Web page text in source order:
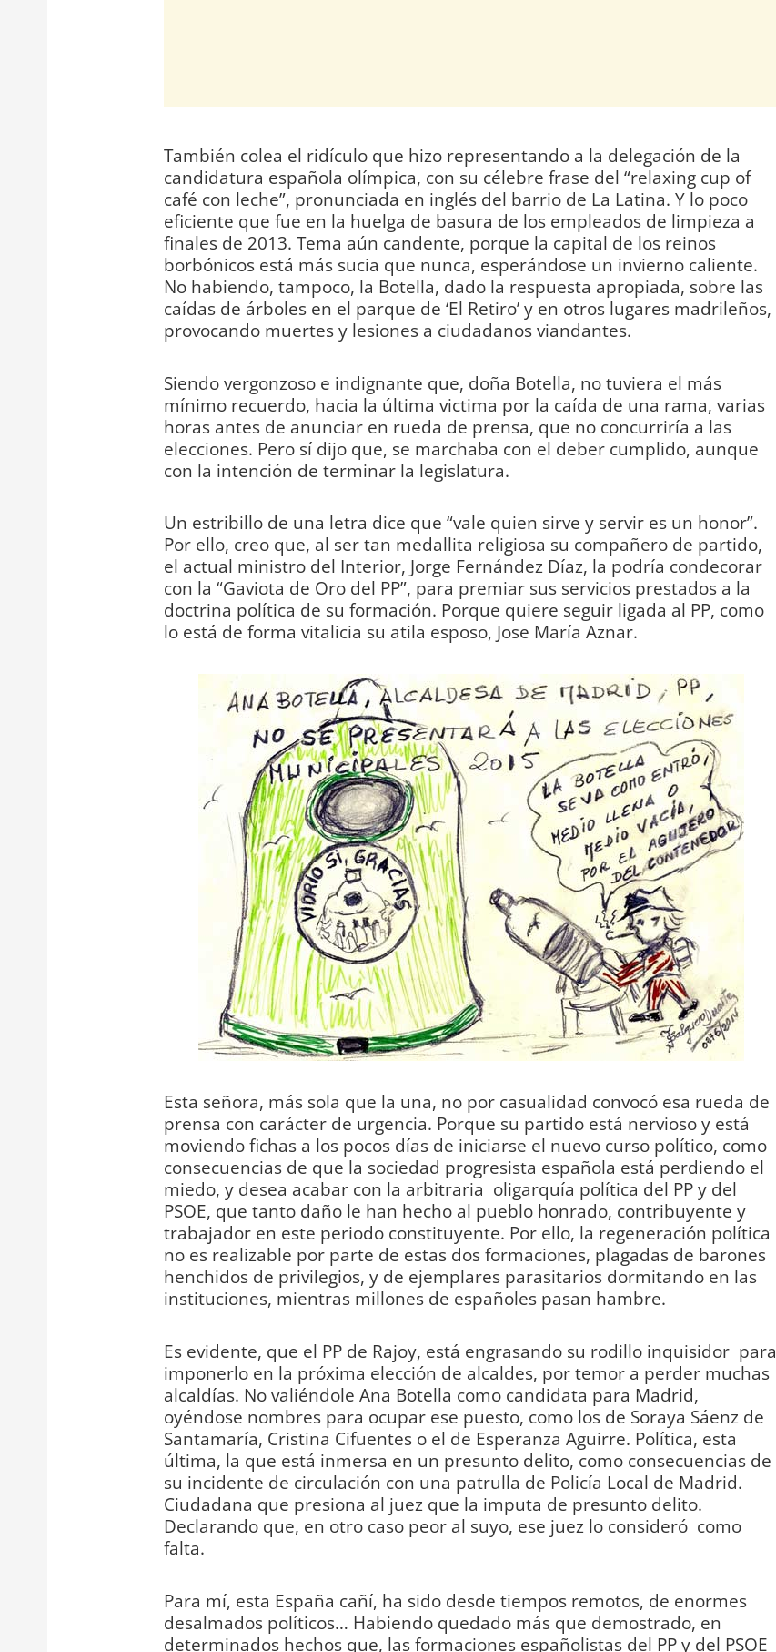
También colea el ridículo que hizo representando a la delegación de la
candidatura española olímpica, con su célebre frase del “relaxing cup of
café con leche”, pronunciada en inglés del barrio de La Latina. Y lo poco
eficiente que fue en la huelga de basura de los empleados de limpieza a
finales de 2013. Tema aún candente, porque la capital de los reinos
borbónicos está más sucia que nunca, esperándose un invierno caliente.
No habiendo, tampoco, la Botella, dado la respuesta apropiada, sobre las
caídas de árboles en el parque de ‘El Retiro’ y en otros lugares madrileños,
provocando muertes y lesiones a ciudadanos viandantes.
Siendo vergonzoso e indignante que, doña Botella, no tuviera el más
mínimo recuerdo, hacia la última victima por la caída de una rama, varias
horas antes de anunciar en rueda de prensa, que no concurriría a las
elecciones. Pero sí dijo que, se marchaba con el deber cumplido, aunque
con la intención de terminar la legislatura.
Un estribillo de una letra dice que “vale quien sirve y servir es un honor”.
Por ello, creo que, al ser tan medallita religiosa su compañero de partido,
el actual ministro del Interior, Jorge Fernández Díaz, la podría condecorar
con la “Gaviota de Oro del PP”, para premiar sus servicios prestados a la
doctrina política de su formación. Porque quiere seguir ligada al PP, como
lo está de forma vitalicia su atila esposo, Jose María Aznar.
Esta señora, más sola que la una, no por casualidad convocó esa rueda de
prensa con carácter de urgencia. Porque su partido está nervioso y está
moviendo fichas a los pocos días de iniciarse el nuevo curso político, como
consecuencias de que la sociedad progresista española está perdiendo el
miedo, y desea acabar con la arbitraria oligarquía política del PP y del
PSOE, que tanto daño le han hecho al pueblo honrado, contribuyente y
trabajador en este periodo constituyente. Por ello, la regeneración política
no es realizable por parte de estas dos formaciones, plagadas de barones
henchidos de privilegios, y de ejemplares parasitarios dormitando en las
instituciones, mientras millones de españoles pasan hambre.
Es evidente, que el PP de Rajoy, está engrasando su rodillo inquisidor para
imponerlo en la próxima elección de alcaldes, por temor a perder muchas
alcaldías. No valiéndole Ana Botella como candidata para Madrid,
oyéndose nombres para ocupar ese puesto, como los de Soraya Sáenz de
Santamaría, Cristina Cifuentes o el de Esperanza Aguirre. Política, esta
última, la que está inmersa en un presunto delito, como consecuencias de
su incidente de circulación con una patrulla de Policía Local de Madrid.
Ciudadana que presiona al juez que la imputa de presunto delito.
Declarando que, en otro caso peor al suyo, ese juez lo consideró como
falta.
Para mí, esta España cañí, ha sido desde tiempos remotos, de enormes
desalmados políticos… Habiendo quedado más que demostrado, en
determinados hechos que, las formaciones españolistas del PP y del PSOE